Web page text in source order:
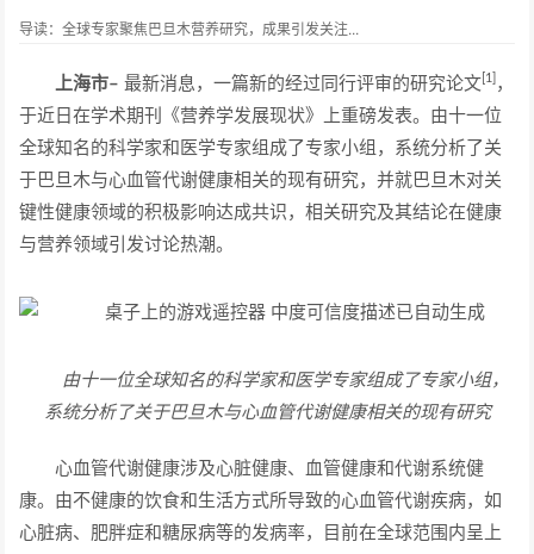
导读：全球专家聚焦巴旦木营养研究，成果引发关注...
上海市– 最新消息，一篇新的经过同行评审的研究论文 [1] ，
于近日在学术期刊《营养学发展现状》上重磅发表。由十一位
全球知名的科学家和医学专家组成了专家小组，系统分析了关
于巴旦木与心血管代谢健康相关的现有研究，并就巴旦木对关
键性健康领域的积极影响达成共识，相关研究及其结论在健康
与营养领域引发讨论热潮。
由十一位全球知名的科学家和医学专家组成了专家小组，
系统分析了关于巴旦木与心血管代谢健康相关的现有研究
心血管代谢健康涉及心脏健康、血管健康和代谢系统健
康。由不健康的饮食和生活方式所导致的心血管代谢疾病，如
心脏病、肥胖症和糖尿病等的发病率，目前在全球范围内呈上